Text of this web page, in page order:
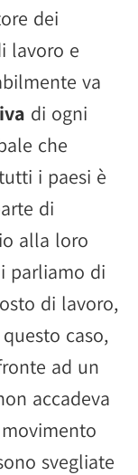
dei
lavoro e
va
di ogni
che
i paesi è
di
alla loro
parliamo di
di lavoro,
caso,
ad un
accadeva
svegliate